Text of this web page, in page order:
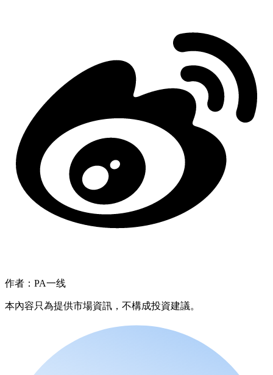
作者：PA一线
本內容只為提供市場資訊，不構成投資建議。